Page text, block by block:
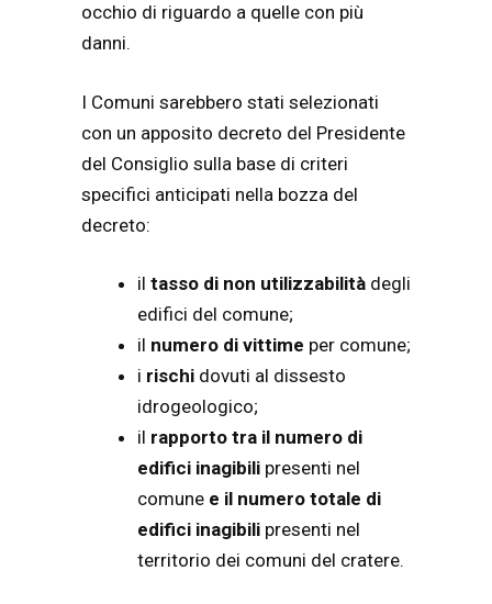
occhio di riguardo a quelle con più
danni.
I Comuni sarebbero stati selezionati
con un apposito decreto del Presidente
del Consiglio sulla base di criteri
specifici anticipati nella bozza del
decreto:
il tasso di non utilizzabilità degli
edifici del comune;
il numero di vittime per comune;
i rischi dovuti al dissesto
idrogeologico;
il rapporto tra il numero di
edifici inagibili presenti nel
comune e il numero totale di
edifici inagibili presenti nel
territorio dei comuni del cratere.